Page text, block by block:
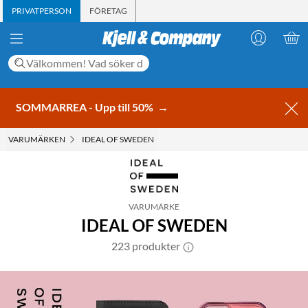
PRIVATPERSON FÖRETAG
SOMMARREA - Upp till 50% →
VARUMÄRKEN IDEAL OF SWEDEN
VARUMÄRKE
IDEAL OF SWEDEN
223 produkter